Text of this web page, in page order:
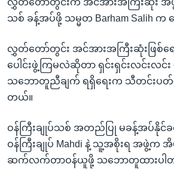
သစ် ခန့်အပ်ဖို့ သမ္မတ Barham Salih က
လွှတ်တော်တွင်း အင်အားအကြီးဆုံးဖြစ်
ပေါင်းဖွဲ့ကြမလဲဆိုတာ ရှင်းရှင်းလင်းလင်
သဘောတူညီချက် ရရှိရေးက သီတင်းပတ်တွေ
တယ်။
ဝန်ကြီးချုပ်သစ် အတည်ပြု မခန့်အပ်နိုင်
ဝန်ကြီးချုပ် Mahdi နဲ့ သူ့အစိုးရ အဖွဲ့က
ဆက်လက်တာဝန်ယူဖို့ သဘောတူထားပါ